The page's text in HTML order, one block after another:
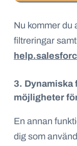
Nu kommer du
filtreringar
3. Dynamiska
möjligheter
En annan
dig som